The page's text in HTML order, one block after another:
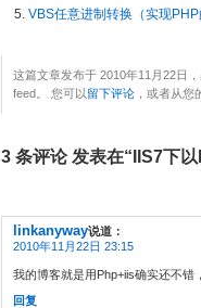
VBS任意进制转换（实现PHP
这篇文章发布于 2010年11月22日
feed。 您可以 留下评论 ，或者从您
3 条评论 发表在“IIS7下
linkanyway说道：
2010年11月22日 23:15
我的博客就是用Php+iis确实还不
回复